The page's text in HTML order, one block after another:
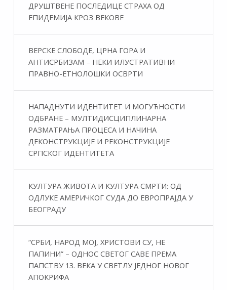
ДРУШТВЕНЕ ПОСЛЕДИЦЕ СТРАХА ОД
ЕПИДЕМИЈА КРОЗ ВЕКОВЕ
ВЕРСКЕ СЛОБОДЕ, ЦРНА ГОРА И
АНТИСРБИЗАМ – НЕКИ ИЛУСТРАТИВНИ
ПРАВНО-ЕТНОЛОШКИ ОСВРТИ
НАПАДНУТИ ИДЕНТИТЕТ И МОГУЋНОСТИ
ОДБРАНЕ – МУЛТИДИСЦИПЛИНАРНА
РАЗМАТРАЊА ПРОЦЕСА И НАЧИНА
ДЕКОНСТРУКЦИЈЕ И РЕКОНСТРУКЦИЈЕ
СРПСКОГ ИДЕНТИТЕТА
КУЛТУРА ЖИВОТА И КУЛТУРА СМРТИ: ОД
ОДЛУКЕ АМЕРИЧКОГ СУДА ДО ЕВРОПРАЈДА У
БЕОГРАДУ
“СРБИ, НАРОД МОЈ, ХРИСТОВИ СУ, НЕ
ПАПИНИ” – ОДНОС СВЕТОГ САВЕ ПРЕМА
ПАПСТВУ 13. ВЕКА У СВЕТЛУ ЈЕДНОГ НОВОГ
АПОКРИФА